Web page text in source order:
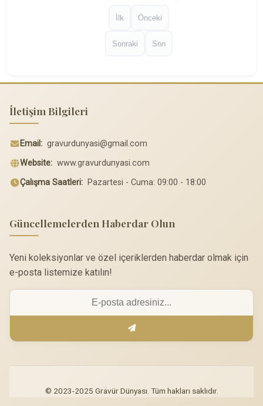
İlk Önceki
Sonraki Son
İletişim Bilgileri
Email: gravurdunyasi@gmail.com
Website: www.gravurdunyasi.com
Çalışma Saatleri: Pazartesi - Cuma: 09:00 - 18:00
Güncellemelerden Haberdar Olun
Yeni koleksiyonlar ve özel içeriklerden haberdar olmak için
e-posta listemize katılın!
© 2023-2025 Gravür Dünyası. Tüm hakları saklıdır.